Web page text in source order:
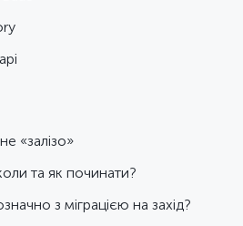
«залізо»
та як починати?
з міграцією на захід?